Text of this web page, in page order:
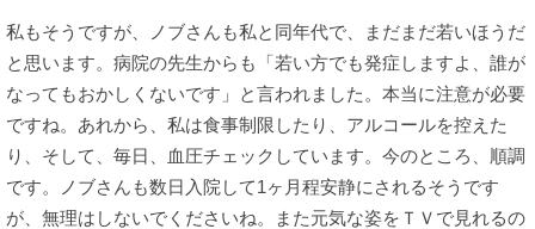
私もそうですが、ノブさんも私と同年代で、まだまだ若いほうだ
と思います。病院の先生からも「若い方でも発症しますよ、誰が
なってもおかしくないです」と言われました。本当に注意が必要
ですね。あれから、私は食事制限したり、アルコールを控えた
り、そして、毎日、血圧チェックしています。今のところ、順調
です。ノブさんも数日入院して1ヶ月程安静にされるそうです
が、無理はしないでくださいね。また元気な姿をＴＶで見れるの